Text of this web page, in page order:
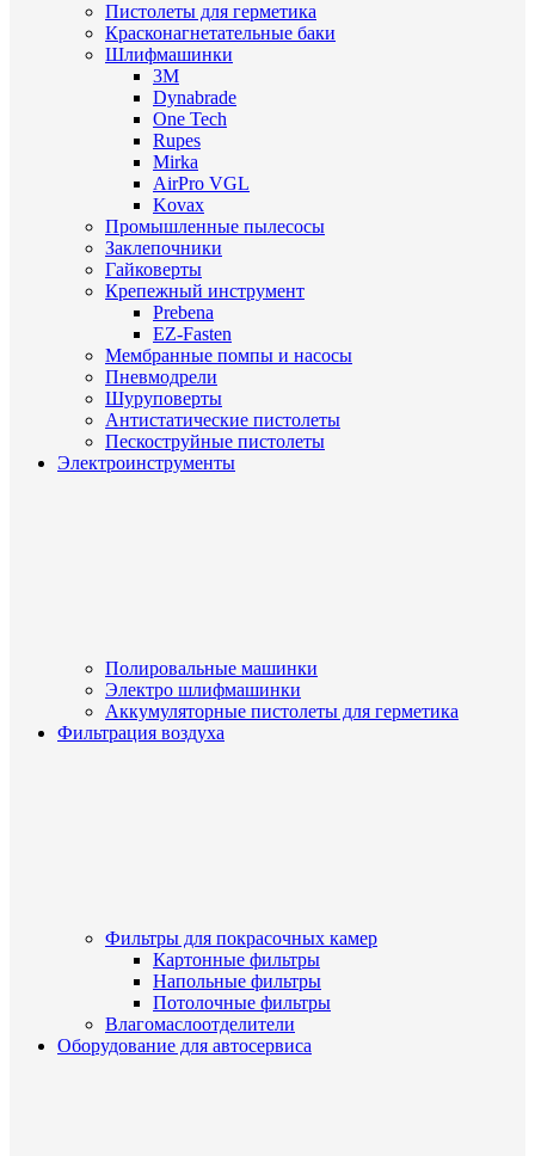
Пистолеты для герметика
Красконагнетательные баки
Шлифмашинки
3M
Dynabrade
One Tech
Rupes
Mirka
AirPro VGL
Kovax
Промышленные пылесосы
Заклепочники
Гайковерты
Крепежный инструмент
Prebena
EZ-Fasten
Мембранные помпы и насосы
Пневмодрели
Шуруповерты
Антистатические пистолеты
Пескоструйные пистолеты
Электроинструменты
Полировальные машинки
Электро шлифмашинки
Аккумуляторные пистолеты для герметика
Фильтрация воздуха
Фильтры для покрасочных камер
Картонные фильтры
Напольные фильтры
Потолочные фильтры
Влагомаслоотделители
Оборудование для автосервиса